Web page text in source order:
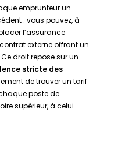
emprunteur un
: vous pouvez, à
l’assurance
externe offrant un
droit repose sur un
stricte des
de trouver un tarif
poste de
supérieur, à celui